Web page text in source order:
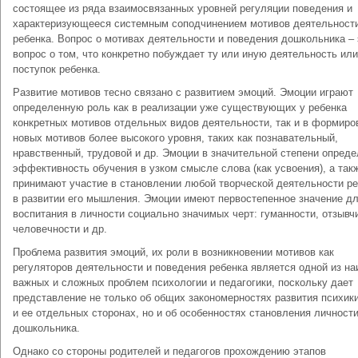
состоящее из ряда взаимосвязанных уровней регуляции поведения и
характеризующееся системным соподчинением мотивов
ребенка. Вопрос о мотивах деятельности и поведения дошкольника –
вопрос о том, что конкретно побуждает ту или иную деятельность или
поступок ребенка.
Развитие мотивов тесно связано с развитием эмоций. Эмоции играют
определенную роль как в реализации уже существующих у ребенка
конкретных мотивов отдельных видов деятельности, так и в
новых мотивов более высокого уровня, таких как познавательный,
нравственный, трудовой и др. Эмоции в значительной степени
эффективность обучения в узком смысле слова (как усвоения), а
принимают участие в становлении любой творческой деятельности
в развитии его мышления. Эмоции имеют первостепенное значение
воспитания в личности социально значимых черт: гуманности,
человечности и др.
Проблема развития эмоций, их роли в возникновении мотивов как
регуляторов деятельности и поведения ребенка является одной из
важных и сложных проблем психологии и педагогики, поскольку дает
представление не только об общих закономерностях развития
и ее отдельных сторонах, но и об особенностях становления личности
дошкольника.
Однако со стороны родителей и педагогов прохождению этапов